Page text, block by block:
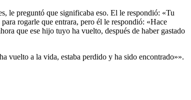
le preguntó que significaba eso. El le respondió: «Tu
rogarle que entrara, pero él le respondió: «Hace
que ese hijo tuyo ha vuelto, después de haber gastado
vuelto a la vida, estaba perdido y ha sido encontrado»».